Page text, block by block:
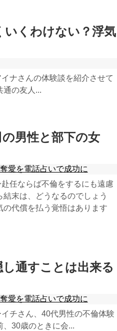
いくわけない？浮気
ナさんの体験談を紹介させて
通の友人...
男性と部下の女
愛を電話占いで成功に
任ならば不倫をするにも遠慮
末は、どうなるのでしょう
代償を払う覚悟はあります
通すことは出来る
愛を電話占いで成功に
チさん、40代男性の不倫体験
30歳のときに会...